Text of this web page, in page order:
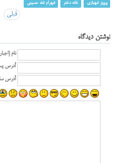
پرویز شهبازی خانه دختر شهرام شاه حسینی
قبلی
نوشتن دیدگاه
نام
آدرس
آدرس